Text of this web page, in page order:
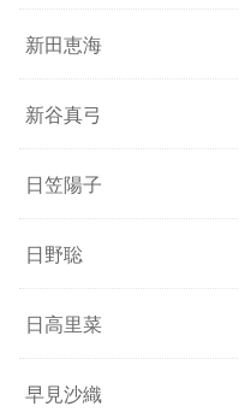
新田恵海
新谷真弓
日笠陽子
日野聡
日高里菜
早見沙織